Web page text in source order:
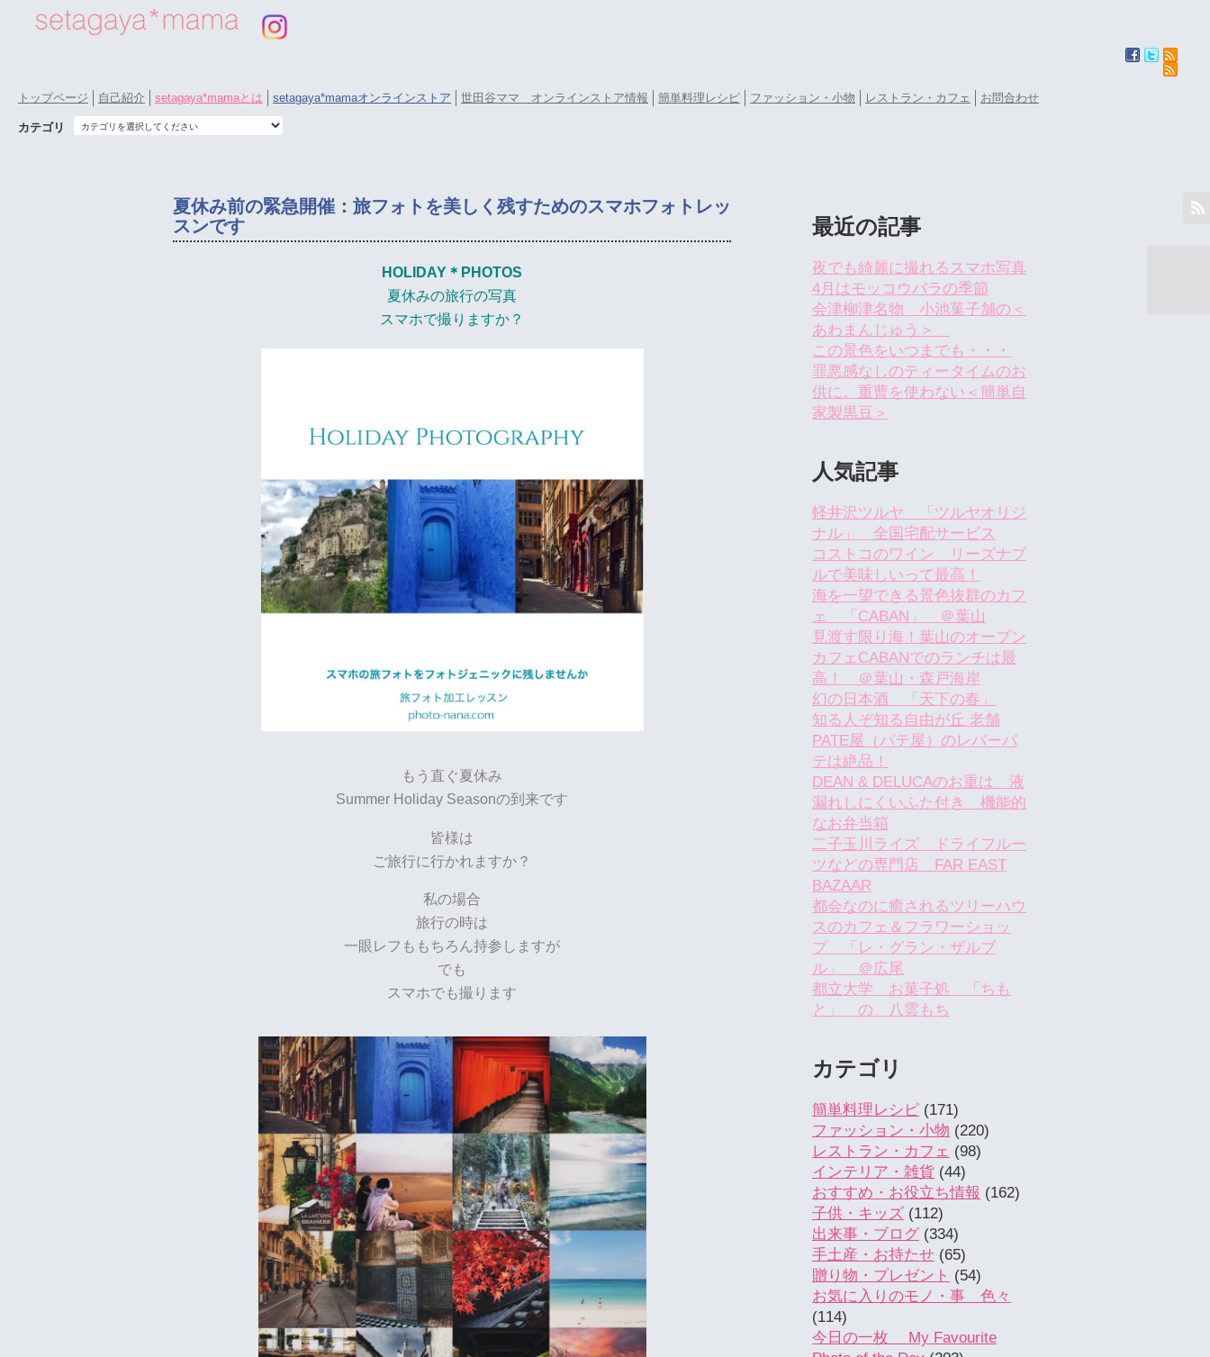
トップページ 自己紹介 setagaya*mamaとは setagaya*mamaオンラインストア 世田谷ママ オンラインストア情報 簡単料理レシピ ファッション・小物 レストラン・カフェ お問合わせ
カテゴリ
夏休み前の緊急開催：旅フォトを美しく残すためのスマホフォトレッ
スンです
HOLIDAY＊PHOTOS
夏休みの旅行の写真
スマホで撮りますか？
もう直ぐ夏休み
Summer Holiday Seasonの到来です
皆様は
ご旅行に行かれますか？
私の場合
旅行の時は
一眼レフももちろん持参しますが
でも
スマホでも撮ります
最近の記事
夜でも綺麗に撮れるスマホ写真
4月はモッコウバラの季節
会津柳津名物 小池菓子舗の＜
あわまんじゅう＞
この景色をいつまでも・・・
罪悪感なしのティータイムのお
供に。重曹を使わない＜簡単自
家製黒豆＞
人気記事
軽井沢ツルヤ 「ツルヤオリジ
ナル」 全国宅配サービス
コストコのワイン リーズナブ
ルで美味しいって最高！
海を一望できる景色抜群のカフ
ェ 「CABAN」 ＠葉山
見渡す限り海！葉山のオープン
カフェCABANでのランチは最
高！ ＠葉山・森戸海岸
幻の日本酒 「天下の春」
知る人ぞ知る自由が丘 老舗
PATE屋（パテ屋）のレバーパ
テは絶品！
DEAN & DELUCAのお重は 液
漏れしにくいふた付き 機能的
なお弁当箱
二子玉川ライズ ドライフルー
ツなどの専門店 FAR EAST
BAZAAR
都会なのに癒されるツリーハウ
スのカフェ＆フラワーショッ
プ 「レ・グラン・ザルブ
ル」 ＠広尾
都立大学 お菓子処 「ちも
と」 の 八雲もち
カテゴリ
簡単料理レシピ (171)
ファッション・小物 (220)
レストラン・カフェ (98)
インテリア・雑貨 (44)
おすすめ・お役立ち情報 (162)
子供・キッズ (112)
出来事・ブログ (334)
手土産・お持たせ (65)
贈り物・プレゼント (54)
お気に入りのモノ・事 色々
(114)
今日の一枚 My Favourite